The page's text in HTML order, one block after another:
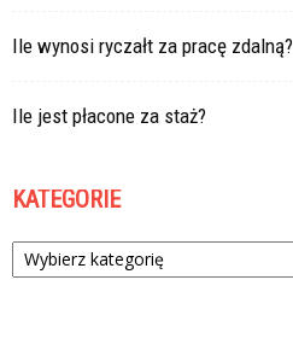
Ile wynosi ryczałt za pracę zdalną?
Ile jest płacone za staż?
KATEGORIE
Kategorie